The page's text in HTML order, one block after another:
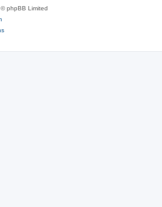
phpBB Limited